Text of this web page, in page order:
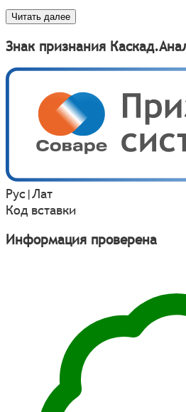
Читать далее
Знак признания
Рус|Лат
Код вставки
Информация проверена